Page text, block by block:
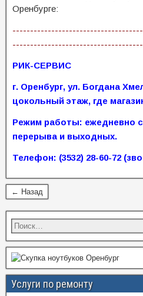
Оренбурге:
РИК-СЕРВИС
г. Оренбург, ул. Богдана
цокольный этаж, где
Режим работы: ежедневно с
перерыва и выходных.
Телефон: (3532) 28-60-72
← Назад
Услуги по ремонту